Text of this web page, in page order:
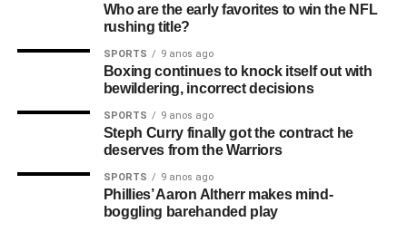
O que aconteceu com o filme quando foi editado e
sincronizado?Foi exibido pela primeira vez no antigo
cinema Scala, em Londres – um cinema de verdade!
Qual foi a reação a isso? Bem, eles fizeram três
exibições ao longo de um dia, e todas estavam lotadas;
houve aplausos e tudo mais, o que foi estranho, já que eu
Onde mais foi exibido?
Bem, um cara me ligou de
Who are the early favorites to win the NFL
rushing title?
SPORTS 9 anos ago
Boxing continues to knock itself out with
bewildering, incorrect decisions
SPORTS 9 anos ago
Steph Curry finally got the contract he
deserves from the Warriors
SPORTS 9 anos ago
Phillies’ Aaron Altherr makes mind-
boggling barehanded play